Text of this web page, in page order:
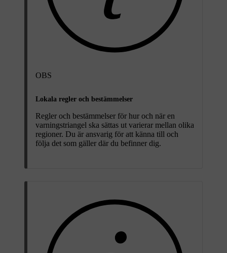
OBS
Lokala regler och bestämmelser
Regler och bestämmelser för hur och när en
varningstriangel ska sättas ut varierar mellan olika
regioner. Du är ansvarig för att känna till och
följa det som gäller där du befinner dig.